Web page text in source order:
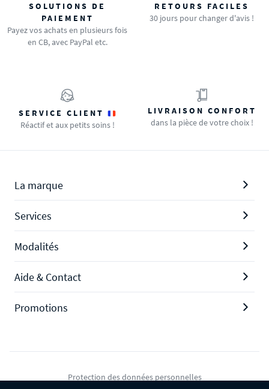
SOLUTIONS DE
PAIEMENT
Payez vos achats en plusieurs fois
en CB, avec PayPal etc.
RETOURS FACILES
30 jours pour changer d'avis !
SERVICE CLIENT
Réactif et aux petits soins !
LIVRAISON CONFORT
dans la pièce de votre choix !
La marque
Services
Modalités
Aide & Contact
Promotions
Protection des données personnelles